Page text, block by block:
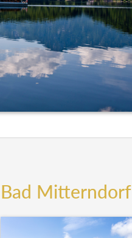
Bad Mitterndorf